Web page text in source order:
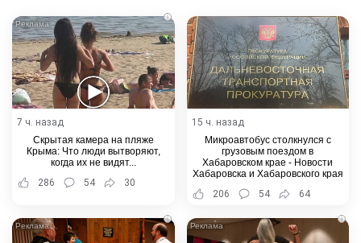
i
7 ч. назад
Скрытая камера на пляже
Крыма: Что люди вытворяют,
когда их не видят...
286
54 30
15 ч. назад
Микроавтобус столкнулся с
грузовым поездом в
Хабаровском крае - Новости
Хабаровска и Хабаровского края
206
54 64
i i